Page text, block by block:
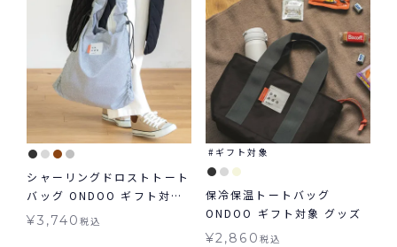
シャーリングドロストトート
バッグ ONDOO ギフト対象
バッグ
¥3,740税込
ギフト対象
保冷保温トートバッグ
ONDOO ギフト対象 グッズ
¥2,860 税込